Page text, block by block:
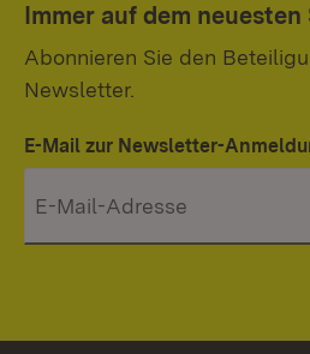
Immer auf dem neuesten
Abonnieren Sie den
Newsletter.
E-Mail zur Newsletter-